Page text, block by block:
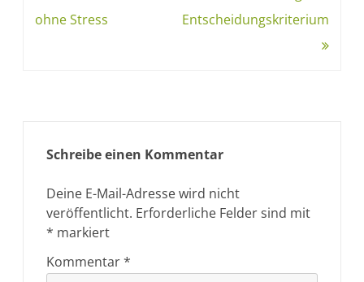
ohne Stress
Entscheidungskriterium
Schreibe einen Kommentar
Deine E-Mail-Adresse wird nicht
veröffentlicht. Erforderliche Felder sind mit
* markiert
Kommentar*